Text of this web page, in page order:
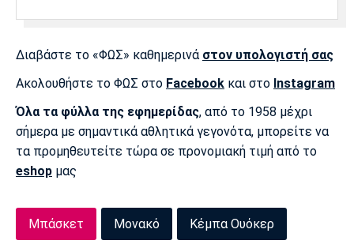
Σίτι
Διαβάστε το «ΦΩΣ» καθημερινά στον υπολογιστή σας
Ακολουθήστε το ΦΩΣ στο Facebook και στο Instagram
Όλα τα φύλλα της εφημερίδας, από το 1958 μέχρι
σήμερα με σημαντικά αθλητικά γεγονότα, μπορείτε να
τα προμηθευτείτε τώρα σε προνομιακή τιμή από το
eshop μας
Μπάσκετ Μονακό Κέμπα Ουόκερ